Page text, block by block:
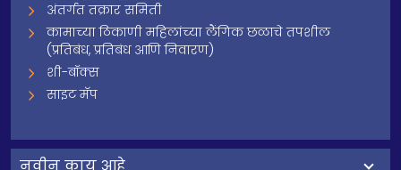
अंतर्गत तक्रार समिती
कामाच्या ठिकाणी महिलांच्या लैंगिक छळाचे तपशील
(प्रतिबंध, प्रतिबंध आणि निवारण)
शी-बॉक्स
साइट मॅप